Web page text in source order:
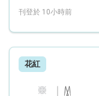
刊登於 10小時前
花紅